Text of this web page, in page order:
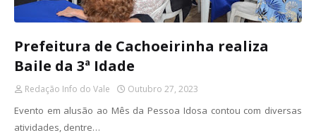
Prefeitura de Cachoeirinha realiza
Baile da 3ª Idade
Redação Info do Vale Outubro 27, 2023
Evento em alusão ao Mês da Pessoa Idosa contou com diversas
atividades, dentre…